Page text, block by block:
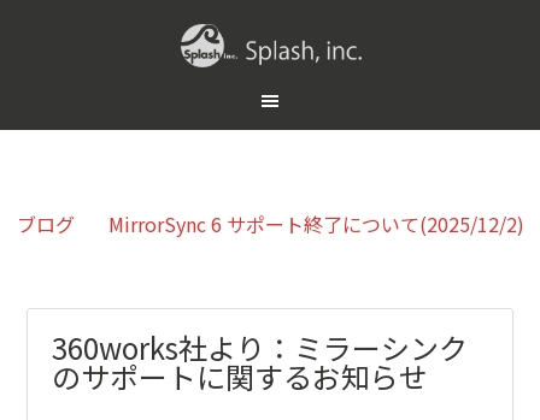
ブログ MirrorSync 6 サポート終了について(2025/12/2)
360works社より：ミラーシンク
のサポートに関するお知らせ